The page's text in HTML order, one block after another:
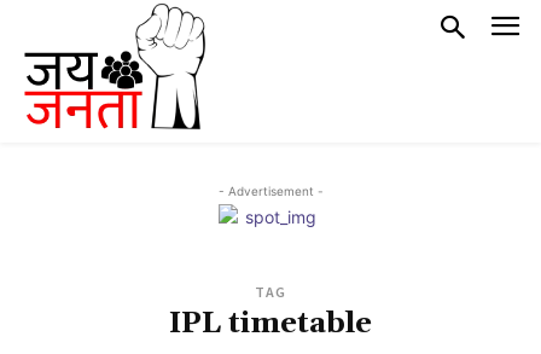
- Advertisement -
TAG
IPL timetable